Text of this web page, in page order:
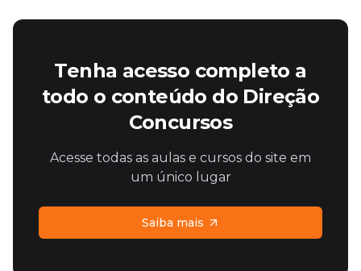
Tenha acesso completo a
todo o conteúdo do Direção
Concursos
Acesse todas as aulas e cursos do site em
um único lugar
Saiba mais